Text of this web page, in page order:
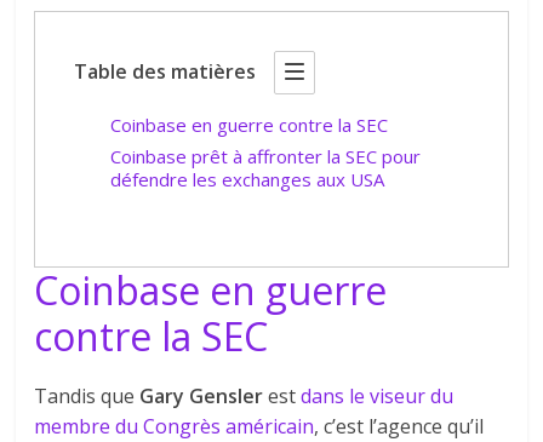
Table des matières
Coinbase en guerre contre la SEC
Coinbase prêt à affronter la SEC pour
défendre les exchanges aux USA
Coinbase en guerre
contre la SEC
Tandis que Gary Genslerestdans le viseur du
membre du Congrès américain, c’est l’agence qu’il